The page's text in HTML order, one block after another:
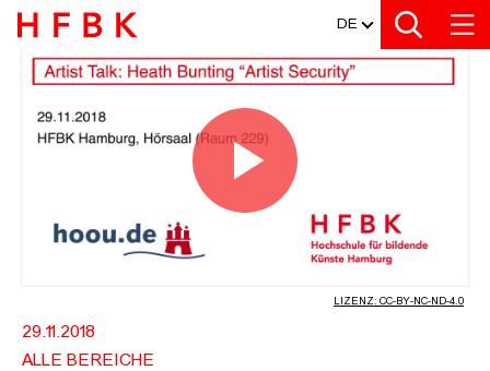
Zur Metanavigation
Zur Hauptnavigation
Zur Suche
Zum Inhalt
Zum Seitenfuss DE
ARTIST TALK: HEATH BUNTING
Video
LIZENZ: CC-BY-NC-ND-4.0
29.11.2018
ALLE BEREICHE